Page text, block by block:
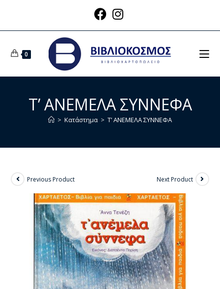
0
Τ’ ΑΝΕΜΕΛΑ ΣΥΝΝΕΦΑ
> Κατάστημα > Τ’ ΑΝΕΜΕΛΑ ΣΥΝΝΕΦΑ
Previous Product Next Product